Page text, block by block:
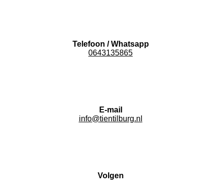
Telefoon / Whatsapp
0643135865
E-mail
info@tientilburg.nl
Volgen